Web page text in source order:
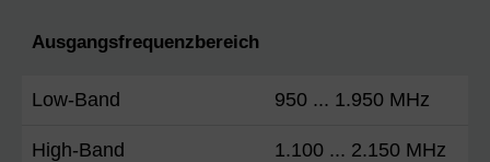
Ausgangsfrequenzbereich
Low-Band 950 ... 1.950 MHz
High-Band 1.100 ... 2.150 MHz